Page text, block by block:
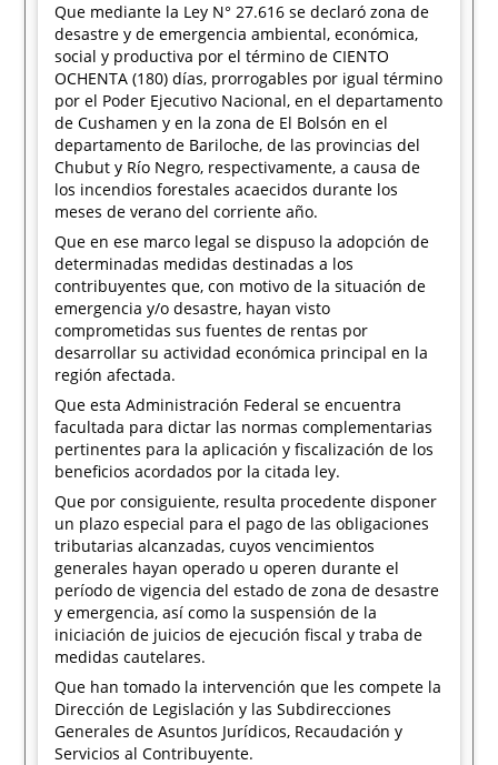
Que mediante la Ley N° 27.616 se declaró zona de
desastre y de emergencia ambiental, económica,
social y productiva por el término de CIENTO
OCHENTA (180) días, prorrogables por igual término
por el Poder Ejecutivo Nacional, en el departamento
de Cushamen y en la zona de El Bolsón en el
departamento de Bariloche, de las provincias del
Chubut y Río Negro, respectivamente, a causa de
los incendios forestales acaecidos durante los
meses de verano del corriente año.
Que en ese marco legal se dispuso la adopción de
determinadas medidas destinadas a los
contribuyentes que, con motivo de la situación de
emergencia y/o desastre, hayan visto
comprometidas sus fuentes de rentas por
desarrollar su actividad económica principal en la
región afectada.
Que esta Administración Federal se encuentra
facultada para dictar las normas complementarias
pertinentes para la aplicación y fiscalización de los
beneficios acordados por la citada ley.
Que por consiguiente, resulta procedente disponer
un plazo especial para el pago de las obligaciones
tributarias alcanzadas, cuyos vencimientos
generales hayan operado u operen durante el
período de vigencia del estado de zona de desastre
y emergencia, así como la suspensión de la
iniciación de juicios de ejecución fiscal y traba de
medidas cautelares.
Que han tomado la intervención que les compete la
Dirección de Legislación y las Subdirecciones
Generales de Asuntos Jurídicos, Recaudación y
Servicios al Contribuyente.